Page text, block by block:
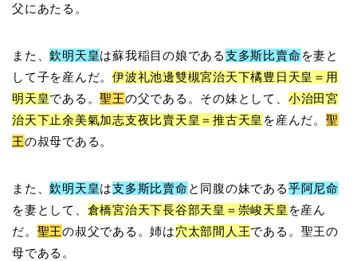
父にあたる。
また、欽明天皇は蘇我稲目の娘である支多斯比賣命 を妻と
して子を産んだ。伊波礼池邊雙槻宮治天下橘豊日天皇＝用
明天皇である。聖王の父である。その妹として、 小治田宮
治天下止余美氣加志支夜比賣天皇＝推古天皇 を産んだ。聖
王の叔母である。
また、欽明天皇は支多斯比賣命 と同腹の妹である乎阿尼命
を妻として、 倉橋宮治天下長谷部天皇＝崇峻天皇 を産ん
だ。 聖王の叔父である。姉は穴太部間人王である。聖王の
母である。